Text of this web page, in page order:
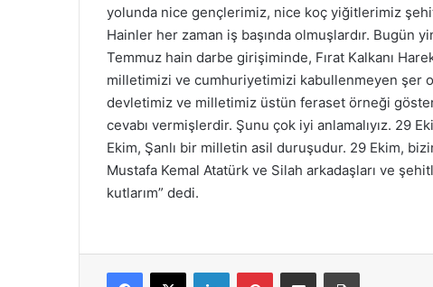
yolunda nice gençlerimiz, nice koç yiğitlerimiz
Hainler her zaman iş başında olmuşlardır. Bugün
Temmuz hain darbe girişiminde, Fırat Kalkanı
milletimizi ve cumhuriyetimizi kabullenmeyen şer
devletimiz ve milletimiz üstün feraset örneği
cevabı vermişlerdir. Şunu çok iyi anlamalıyız. 29
Ekim, Şanlı bir milletin asil duruşudur. 29 Ekim,
Mustafa Kemal Atatürk ve Silah arkadaşları ve
kutlarım” dedi.
Facebook
X LinkedInPinterestE-Posta ile paylaş Yazdır